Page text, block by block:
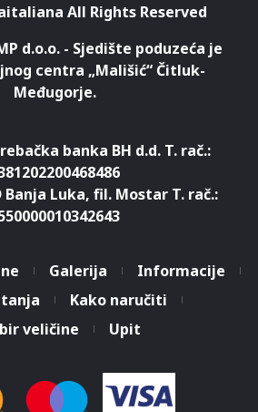
All Rights Reserved
d.o.o. - Sjedište poduzeća je
centra „Mališić“ Čitluk-
Međugorje.
banka BH d.d. T. rač.:
Banja Luka, fil. Mostar T. rač.:
Galerija
Informacije
Kako naručiti
veličine
Upit